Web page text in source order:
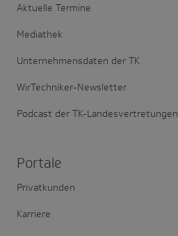
Aktuelle Termine
Mediathek
Unternehmensdaten der TK
WirTechniker-Newsletter
Podcast der TK-Landesvertretungen
Portale
Privatkunden
Karriere